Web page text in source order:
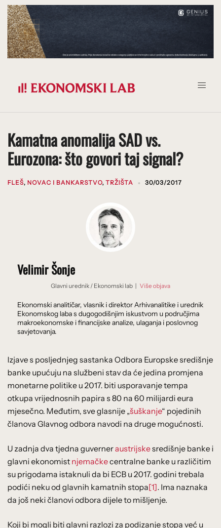
Prijeđi
na
sadržaj
Kamatna anomalija SAD vs.
Eurozona: što govori taj signal?
FLEŠ, NOVAC I BANKARSTVO, TRŽIŠTA 30/03/2017
Velimir Šonje
Glavni urednik / Ekonomski lab | Više objava
Ekonomski analitičar, vlasnik i direktor Arhivanalitike i urednik
Ekonomskog laba s dugogodišnjim iskustvom u područjima
makroekonomske i financijske analize, ulaganja i poslovnog
savjetovanja.
Izjave s posljednjeg sastanka Odbora Europske središnje
banke upućuju na službeni stav da će jedina promjena
monetarne politike u 2017. biti usporavanje tempa
otkupa vrijednosnih papira s 80 na 60 milijardi eura
mjesečno. Međutim, sve glasnije „šuškanje“ pojedinih
članova Glavnog odbora navodi na druge mogućnosti.
U zadnja dva tjedna guverneraustrijskesredišnje banke i
glavni ekonomist njemačkecentralne banke u različitim
su prigodama istaknuli da bi ECB u 2017. godini trebala
podići neku od glavnih kamatnih stopa[1]. Ima naznaka
da još neki članovi odbora dijele to mišljenje.
Koji bi mogli biti glavni razlozi za podizanje stopa već u